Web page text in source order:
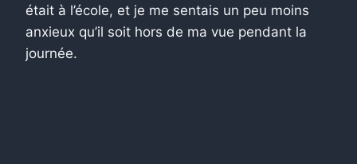
était à l’école, et je me sentais un peu moins
anxieux qu’il soit hors de ma vue pendant la
journée.